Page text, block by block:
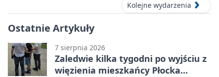
Kolejne wydarzenia
Ostatnie Artykuły
7 sierpnia 2026
Zaledwie kilka tygodni po wyjściu z
więzienia mieszkańcy Płocka